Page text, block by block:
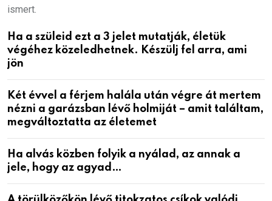
ismert.
Ha a szüleid ezt a 3 jelet mutatják, életük
végéhez közeledhetnek. Készülj fel arra, ami
jön
Két évvel a férjem halála után végre át mertem
nézni a garázsban lévő holmiját – amit találtam,
megváltoztatta az életemet
Ha alvás közben folyik a nyálad, az annak a
jele, hogy az agyad…